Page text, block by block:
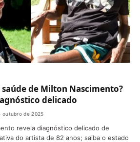
de Milton Nascimento?
delicado
outubro de 2025
revela diagnóstico delicado de
do artista de 82 anos; saiba o estado